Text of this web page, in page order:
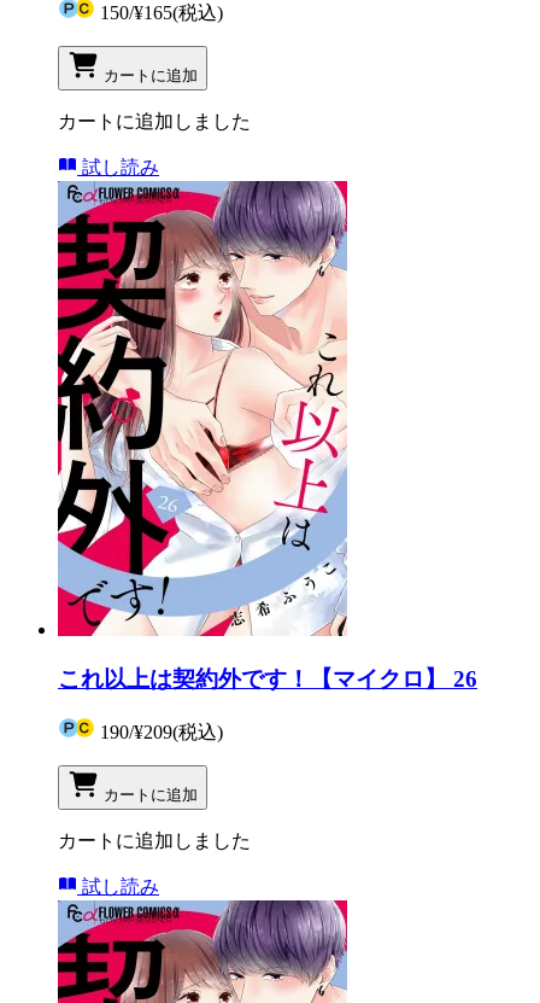
150/¥165(税込)
カートに追加
カートに追加しました
試し読み
これ以上は契約外です！【マイクロ】 26
190/¥209(税込)
カートに追加
カートに追加しました
試し読み